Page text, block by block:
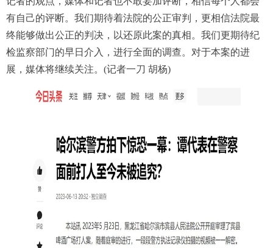
有自己的评断。我们期待着法院的公正审判，更相信法院最
终能够做出公正的判决，以还原此案的真相。我们更期待纪
检监察部门的早日介入，进行全面的调查。对于本案的进
展，媒体将继续关注。(记者一刀 胡杨)